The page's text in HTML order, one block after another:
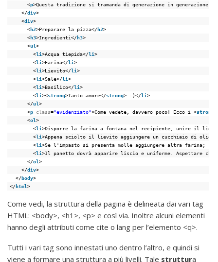
<p>Questa tradizione si tramanda di generazione in generazione,
</div>
<div>
<h2>Preparare la pizza</h2>
<h3>Ingredienti</h3>
<ul>
<li>Acqua tiepida</li>
<li>Farina</li>
<li>Lievito</li>
<li>Sale</li>
<li>Basilico</li>
<li><strong>Tanto amore</strong> :)</li>
</ul>
<p class="evidenziato">Come vedete, davvero poco! Ecco i <strong
<ol>
<li>Disporre la farina a fontana nel recipiente, unire il
<li>Appena sciolto il lievito aggiungere un cucchiaio di olio e
<li>Se l'impasto si presenta molle aggiungere altra farina; se
<li>Il panetto dovrà apparire liscio e uniforme. Aspettare
</ol>
</div>
</body>
</html>
Come vedi, la struttura della pagina è delineata dai vari tag
HTML: <body>, <h1>, <p> e così via. Inoltre alcuni elementi
hanno degli attributi come cite o lang per l’elemento <q>.
Tutti i vari tag sono innestati uno dentro l’altro, e quindi si
viene a formare una struttura a più livelli. Tale struttura